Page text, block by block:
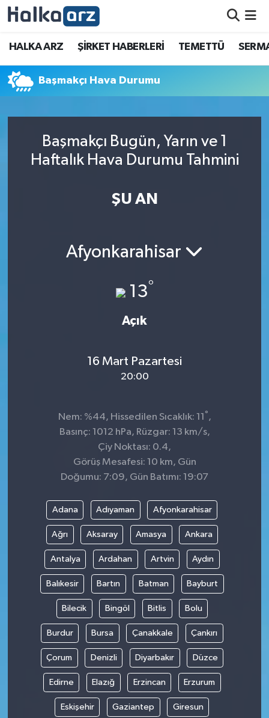
HALKA ARZ ŞİRKET HABERLERİ TEMETTÜ
Başmakçı Hava Durumu
Başmakçı Bugün, Yarın ve 1
Haftalık Hava Durumu Tahmini
ŞU AN
Afyonkarahisar
13°
Açık
16 Mart Pazartesi
20:00
Nem: %44, Hissedilen Sıcaklık: 11 °,
Basınç: 1012 hPa, Rüzgar: 13 km/s,
Çiy Noktası: 0.4,
Görüş Mesafesi: 10 km, Gün
Doğumu: 7:09, Gün Batımı: 19:07
Adana Adıyaman Afyonkarahisar
Ağrı Aksaray Amasya Ankara
Antalya Ardahan Artvin Aydın
Balıkesir Bartın Batman Bayburt
Bilecik Bingöl Bitlis Bolu
Burdur Bursa Çanakkale Çankırı
Çorum Denizli Diyarbakır Düzce
Edirne Elazığ Erzincan Erzurum
Eskişehir Gaziantep Giresun
HALKA ARZ
SERMAYE ARTIRIMI
TEMETTÜ
İletişim